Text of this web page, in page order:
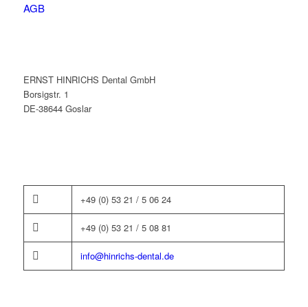
AGB
ERNST HINRICHS Dental GmbH
Borsigstr. 1
DE-38644 Goslar
+49 (0) 53 21 / 5 06 24
+49 (0) 53 21 / 5 08 81
info@hinrichs-dental.de